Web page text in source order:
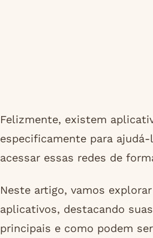
Felizmente, existem
especificamente para
acessar essas redes de
Neste artigo, vamos
aplicativos, destacando
principais e como podem